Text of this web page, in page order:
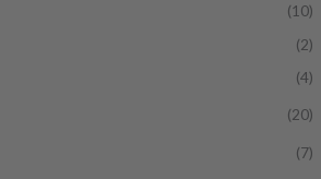
(10)
(2)
(4)
(20)
(7)